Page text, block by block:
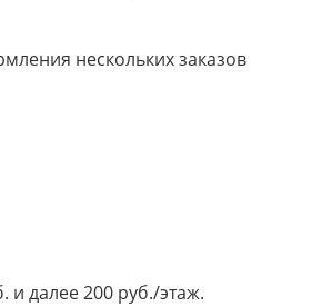
нескольких заказов
и далее 200 руб./этаж.